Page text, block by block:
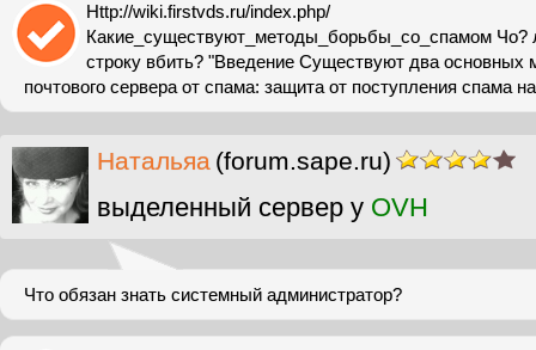
Http://wiki.firstvds.ru/index.php/
Какие_существуют_методы_борьбы_со_спамом Чо?
строку вбить? "Введение Существуют два основных
почтового сервера от спама: защита от поступления спама
Натальяа (forum.sape.ru)
выделенный сервер у OVH
Что обязан знать системный администратор?